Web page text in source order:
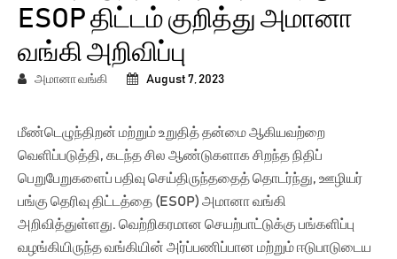
ESOP திட்டம் குறித்து அமானா
வங்கி அறிவிப்பு
அமானா வங்கி August 7, 2023
மீண்டெழுந்திறன் மற்றும் உறுதித் தன்மை ஆகியவற்றை
வெளிப்படுத்தி, கடந்த சில ஆண்டுகளாக சிறந்த நிதிப்
பெறுபேறுகளைப் பதிவு செய்திருந்ததைத் தொடர்ந்து, ஊழியர்
பங்கு தெரிவு திட்டத்தை (ESOP) அமானா வங்கி
அறிவித்துள்ளது. வெற்றிகரமான செயற்பாட்டுக்கு பங்களிப்பு
வழங்கியிருந்த வங்கியின் அர்ப்பணிப்பான மற்றும் ஈடுபாடுடைய